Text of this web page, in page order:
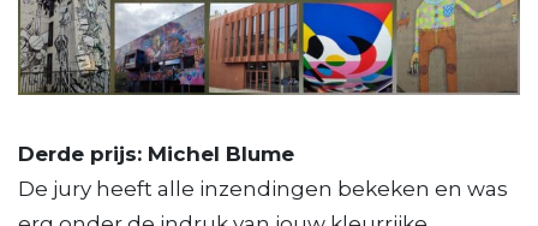
Derde prijs: Michel Blume
De jury heeft alle inzendingen bekeken en was